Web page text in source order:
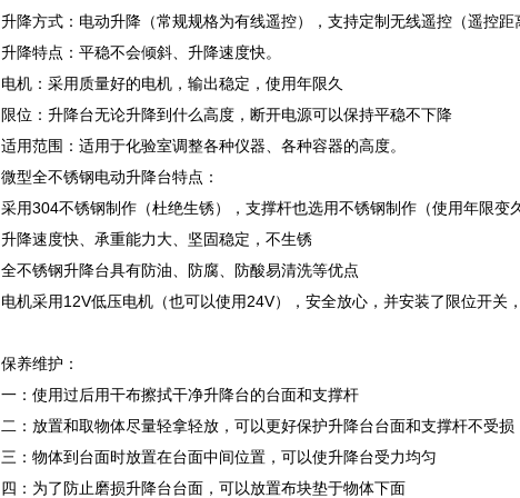
升降方式：电动升降（常规规格为有线遥控），支持定制无线遥控（遥控距
升降特点：平稳不会倾斜、升降速度快。
电机：采用质量好的电机，输出稳定，使用年限久
限位：升降台无论升降到什么高度，断开电源可以保持平稳不下降
适用范围：适用于化验室调整各种仪器、各种容器的高度。
微型全不锈钢电动升降台特点：
采用304不锈钢制作（杜绝生锈），支撑杆也选用不锈钢制作（使用年限变
升降速度快、承重能力大、坚固稳定，不生锈
全不锈钢升降台具有防油、防腐、防酸易清洗等优点
电机采用12V低压电机（也可以使用24V），安全放心，并安装了限位开关
保养维护：
一：使用过后用干布擦拭干净升降台的台面和支撑杆
二：放置和取物体尽量轻拿轻放，可以更好保护升降台台面和支撑杆不受损
三：物体到台面时放置在台面中间位置，可以使升降台受力均匀
四：为了防止磨损升降台台面，可以放置布块垫于物体下面